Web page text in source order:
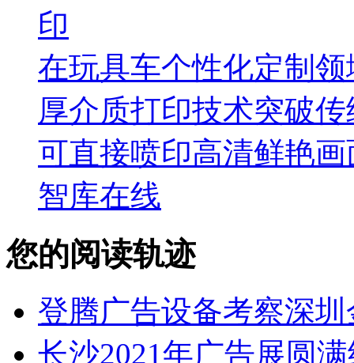
印
在玩具车个性化定制
厚介质打印技术突破
可直接喷印高清鲜艳画
智库在线
您的阅读轨迹
登腾广告设备考察深
长沙2021年广告展圆